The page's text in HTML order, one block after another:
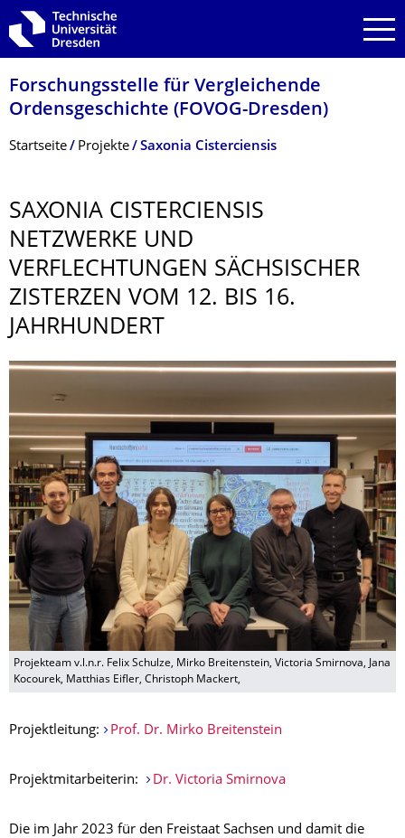
Zur Hauptnavigation springen
Zur Suche springen
Zum Inhalt springen
Forschungsstelle für Vergleichende
Ordensgeschichte (FOVOG-Dresden)
Breadcrumb-Menü
Startseite Projekte Saxonia Cisterciensis
SAXONIA CISTERCIENSIS
NETZWERKE UND
VERFLECHTUNGEN SÄCHSISCHER
ZISTERZEN VOM 12. BIS 16.
JAHRHUNDERT
Projekteam v.l.n.r. Felix Schulze, Mirko Breitenstein, Victoria Smirnova, Jana
Kocourek, Matthias Eifler, Christoph Mackert,
Projektleitung: Prof. Dr. Mirko Breitenstein
Projektmitarbeiterin: Dr. Victoria Smirnova
Die im Jahr 2023 für den Freistaat Sachsen und damit die